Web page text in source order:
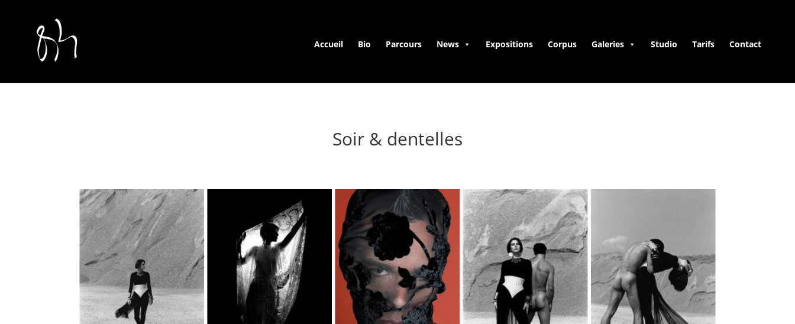
Accueil Bio Parcours News Expositions Corpus Galeries Studio Tarifs Contact
Soir & dentelles